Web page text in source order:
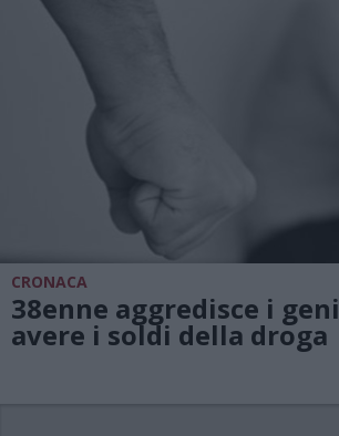
CRONACA
38enne aggredisce i
avere i soldi della droga